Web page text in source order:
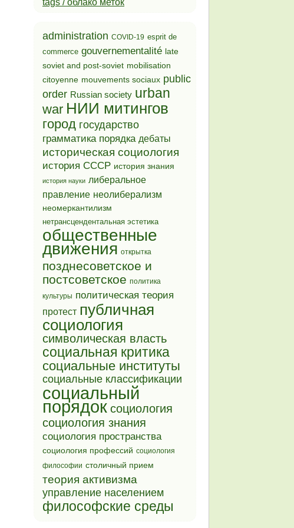
administration COVID-19 esprit de
commerce gouvernementalité late
soviet and post-soviet mobilisation
citoyenne mouvements sociaux public
order Russian society urban
war НИИ митингов
город государство
грамматика порядка дебаты
историческая социология
история СССР история знания
история науки либеральное
правление неолиберализм
неомеркантилизм
нетрансцендентальная эстетика
общественные
движения открытка
позднесоветское и
постсоветское политика
культуры политическая теория
протест публичная
социология
символическая власть
социальная критика
социальные институты
социальные классификации
социальный
порядок социология
социология знания
социология пространства
социология профессий социология
философии столичный прием
теория активизма
управление населением
философские среды